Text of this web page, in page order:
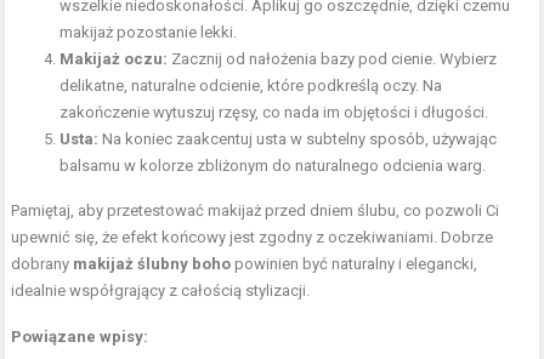
wszelkie niedoskonałości. Aplikuj go oszczędnie, dzięki czemu
makijaż pozostanie lekki.
Makijaż oczu: Zacznij od nałożenia bazy pod cienie. Wybierz
delikatne, naturalne odcienie, które podkreślą oczy. Na
zakończenie wytuszuj rzęsy, co nada im objętości i długości.
Usta: Na koniec zaakcentuj usta w subtelny sposób, używając
balsamu w kolorze zbliżonym do naturalnego odcienia warg.
Pamiętaj, aby przetestować makijaż przed dniem ślubu, co pozwoli Ci
upewnić się, że efekt końcowy jest zgodny z oczekiwaniami. Dobrze
dobrany makijaż ślubny boho powinien być naturalny i elegancki,
idealnie współgrający z całością stylizacji.
Powiązane wpisy: